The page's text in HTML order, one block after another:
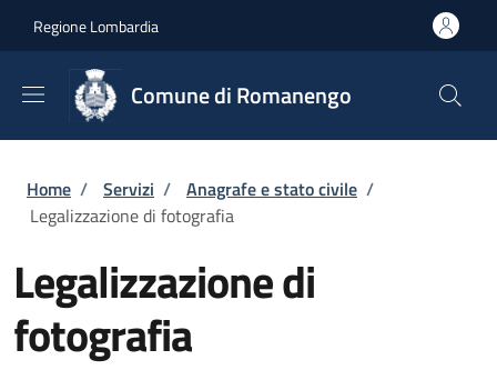
Regione Lombardia
Comune di Romanengo
Briciole di pane
Home / Servizi / Anagrafe e stato civile /
Legalizzazione di fotografia
Legalizzazione di
fotografia